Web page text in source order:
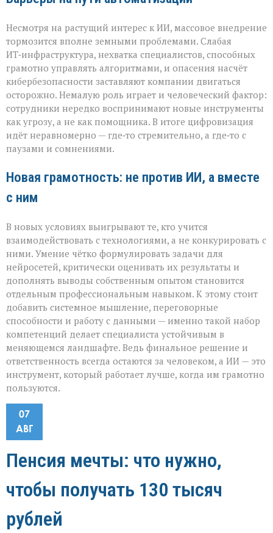
Несмотря на растущий интерес к ИИ, массовое внедрение
тормозится вполне земными проблемами. Слабая
ИТ‑инфраструктура, нехватка специалистов, способных
грамотно управлять алгоритмами, и опасения насчёт
кибербезопасности заставляют компании двигаться
осторожно. Немалую роль играет и человеческий фактор:
сотрудники нередко воспринимают новые инструменты
как угрозу, а не как помощника. В итоге цифровизация
идёт неравномерно — где‑то стремительно, а где‑то с
паузами и сомнениями.
Новая грамотность: не против ИИ, а вместе
с ним
В новых условиях выигрывают те, кто учится
взаимодействовать с технологиями, а не конкурировать с
ними. Умение чётко формулировать задачи для
нейросетей, критически оценивать их результаты и
дополнять выводы собственным опытом становится
отдельным профессиональным навыком. К этому стоит
добавить системное мышление, переговорные
способности и работу с данными — именно такой набор
компетенций делает специалиста устойчивым в
меняющемся ландшафте. Ведь финальное решение и
ответственность всегда остаются за человеком, а ИИ — это
инструмент, который работает лучше, когда им грамотно
пользуются.
07
АВГ
Пенсия мечты: что нужно,
чтобы получать 130 тысяч
рублей